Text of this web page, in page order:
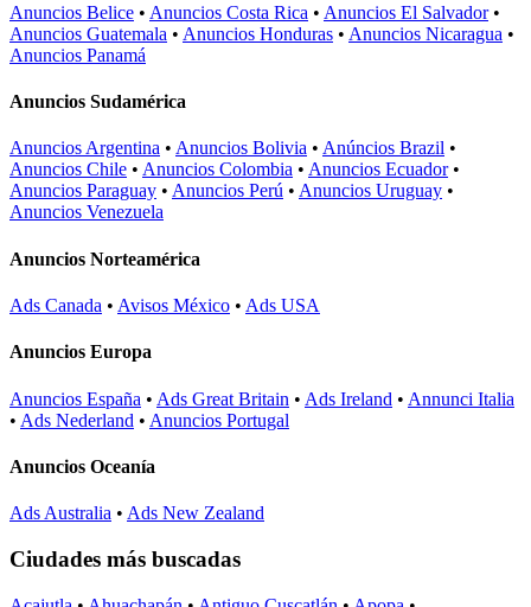
Anuncios Belice • Anuncios Costa Rica • Anuncios El Salvador•
Anuncios Guatemala • Anuncios Honduras • Anuncios Nicaragua •
Anuncios Panamá
Anuncios Sudamérica
Anuncios Argentina • Anuncios Bolivia • Anúncios Brazil •
Anuncios Chile • Anuncios Colombia • Anuncios Ecuador•
Anuncios Paraguay • Anuncios Perú • Anuncios Uruguay •
Anuncios Venezuela
Anuncios Norteamérica
Ads Canada • Avisos México • Ads USA
Anuncios Europa
Anuncios España • Ads Great Britain • Ads Ireland • Annunci Italia
• Ads Nederland • Anuncios Portugal
Anuncios Oceanía
Ads Australia • Ads New Zealand
Ciudades más buscadas